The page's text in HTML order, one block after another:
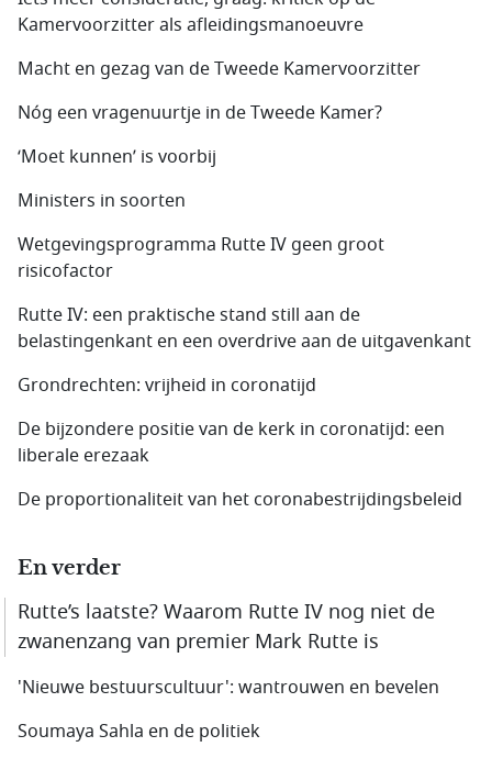
Kamervoorzitter als afleidingsmanoeuvre
Macht en gezag van de Tweede Kamervoorzitter
Nóg een vragenuurtje in de Tweede Kamer?
‘Moet kunnen’ is voorbij
Ministers in soorten
Wetgevingsprogramma Rutte IV geen groot
risicofactor
Rutte IV: een praktische stand still aan de
belastingenkant en een overdrive aan de uitgavenkant
Grondrechten: vrijheid in coronatijd
De bijzondere positie van de kerk in coronatijd: een
liberale erezaak
De proportionaliteit van het corona­bestrijdings­beleid
En verder
Rutte’s laatste? Waarom Rutte IV nog niet de
zwanenzang van premier Mark Rutte is
'Nieuwe bestuurscultuur': wantrouwen en bevelen
Soumaya Sahla en de politiek